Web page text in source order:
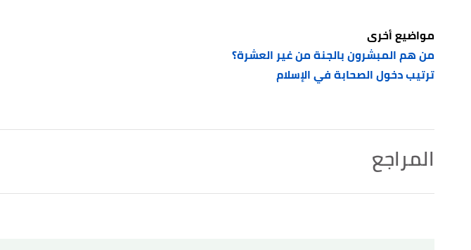
مواضيع أخرى
من هم المبشرون بالجنة من غير العشرة؟
ترتيب دخول الصحابة في الإسلام
المراجع